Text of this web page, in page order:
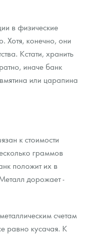
в физические
Хотя, конечно, они
Кстати, хранить
иначе банк
или царапина
к стоимости
граммов
положит их в
дорожает -
счетам
равно кусачая. К